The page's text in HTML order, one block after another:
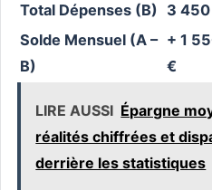
Total Dépenses (B)
3
Solde Mensuel (A –
B)
+ 1
€
LIRE AUSSI Épargne
réalités chiffrées et
derrière les statistiques